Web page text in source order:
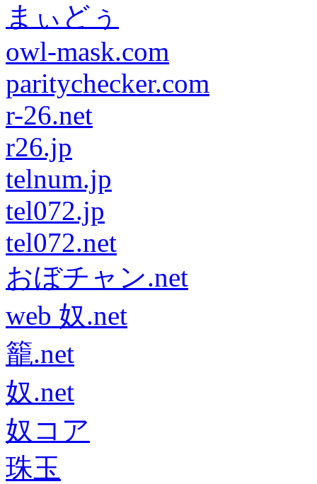
まぃどぅ
owl-mask.com
paritychecker.com
r-26.net
r26.jp
telnum.jp
tel072.jp
tel072.net
おぼチャン.net
web 奴.net
籠.net
奴.net
奴コア
珠玉